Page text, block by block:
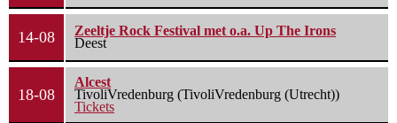
14-08
Zeeltje Rock Festival met o.a. Up The Irons
Deest
18-08
Alcest
TivoliVredenburg (TivoliVredenburg (Utrecht))
Tickets